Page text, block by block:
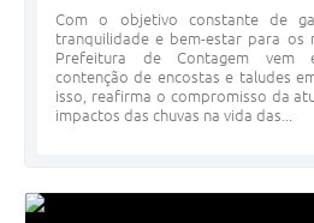
Com o objetivo constante de
tranquilidade e bem-estar para os
Prefeitura de Contagem vem
contenção de encostas e taludes
isso, reafirma o compromisso da
impactos das chuvas na vida das...